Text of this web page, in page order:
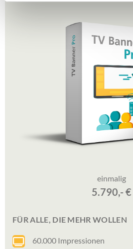
einmalig
5.790,- €
FÜR ALLE, DIE MEHR WOLLEN
60.000 Impressionen